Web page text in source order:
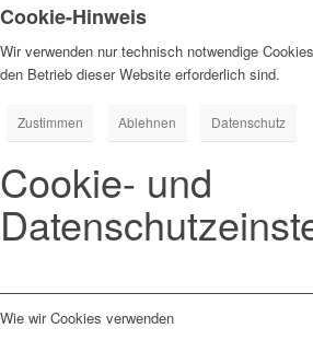
Cookie-Hinweis
Wir verwenden nur technisch notwendige
den Betrieb dieser Website erforderlich sind.
Zustimmen Ablehnen Datenschutz
Cookie- und
Wie wir Cookies verwenden